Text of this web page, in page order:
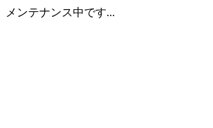
メンテナンス中です...